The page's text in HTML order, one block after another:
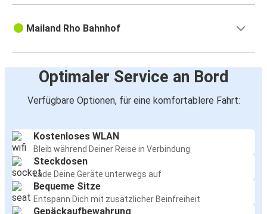
Mailand Rho Bahnhof
Optimaler Service an Bord
Verfügbare Optionen, für eine komfortablere Fahrt:
Kostenloses WLAN
Bleib während Deiner Reise in Verbindung
Steckdosen
Lade Deine Geräte unterwegs auf
Bequeme Sitze
Entspann Dich mit zusätzlicher Beinfreiheit
Gepäckaufbewahrung